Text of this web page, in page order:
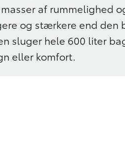
af rummelighed
og stærkere end den
sluger hele 600 liter
eller komfort.